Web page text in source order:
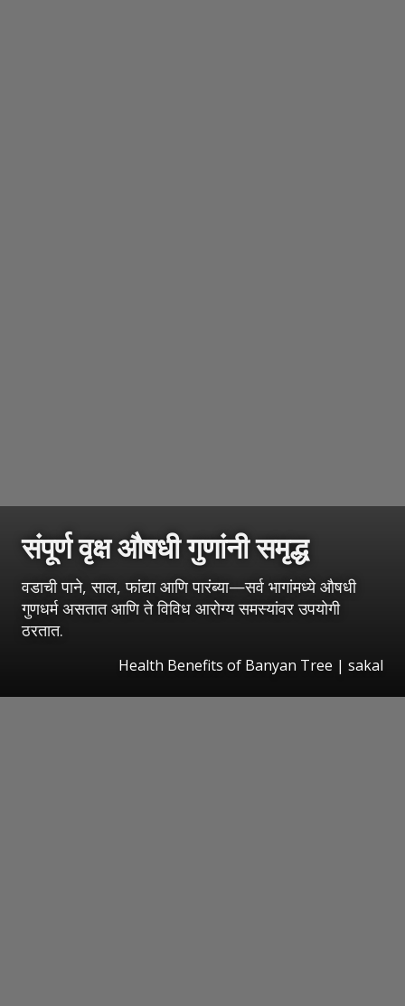
संपूर्ण वृक्ष औषधी गुणांनी समृद्ध
वडाची पाने, साल, फांद्या आणि पारंब्या—सर्व भागांमध्ये औषधी
गुणधर्म असतात आणि ते विविध आरोग्य समस्यांवर उपयोगी
ठरतात.
Health Benefits of Banyan Tree | sakal